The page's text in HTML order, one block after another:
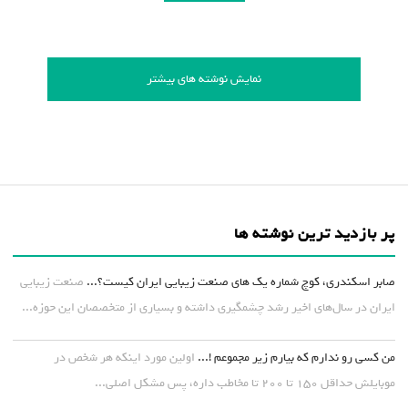
نمایش نوشته های بیشتر
پر بازدید ترین نوشته ها
صابر اسکندری، کوچ شماره یک های صنعت زیبایی ایران کیست؟... صنعت زیبایی
ایران در سال‌های اخیر رشد چشمگیری داشته و بسیاری از متخصصان این حوزه...
من کسی رو ندارم که بیارم زیر مجموعم !... اولین مورد اینکه هر شخص در
موبایلش حداقل ۱۵۰ تا ۲۰۰ تا مخاطب داره، پس مشکل اصلی...